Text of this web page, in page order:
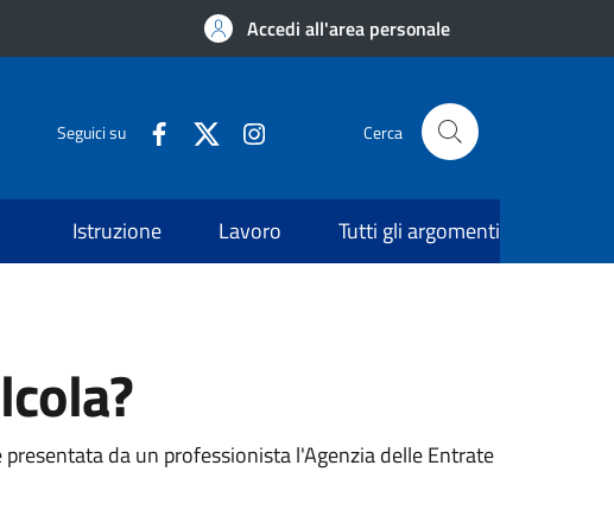
Accedi all'area personale
Seguici su Cerca
Istruzione Lavoro Tutti gli argomenti
da un professionista l'Agenzia delle Entrate